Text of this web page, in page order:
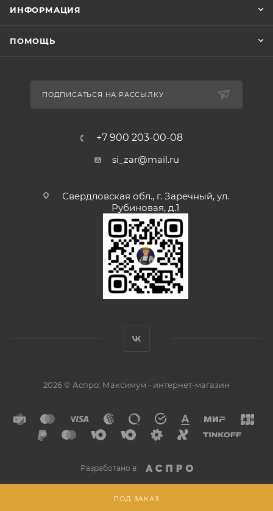
ПОД ЗАКАЗ
ИНФОРМАЦИЯ
ПОМОЩЬ
ПОДПИСАТЬСЯ НА РАССЫЛКУ
+7 900 203-00-08
si_zar@mail.ru
Свердловская обл., г. Заречный, ул.
Рубиновая, д.1
2026 © Аспро: Максимум - интернет-магазин
Разработано в